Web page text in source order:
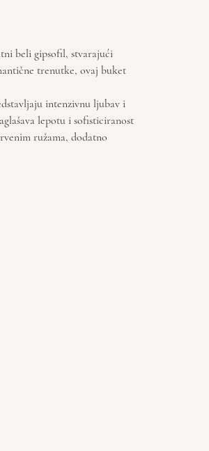
beli gipsofil, stvarajući
trenutke, ovaj buket
intenzivnu ljubav i
lepotu i sofisticiranost
ružama, dodatno